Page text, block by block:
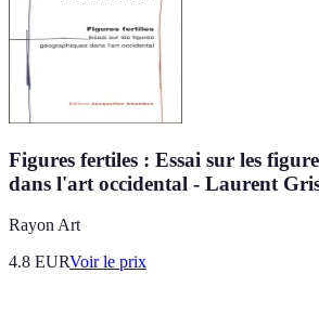
Figures fertiles : Essai sur les
dans l'art occidental - Laurent
Rayon Art
4.8 EURVoir le prix